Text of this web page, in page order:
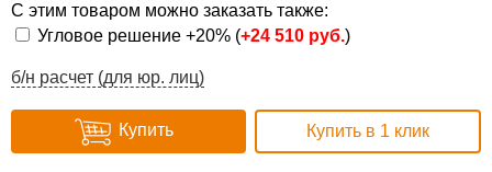
С этим товаром можно заказать также:
Угловое решение +20% (+24 510 руб.)
б/н расчет (для юр. лиц)
Купить Купить в 1 клик